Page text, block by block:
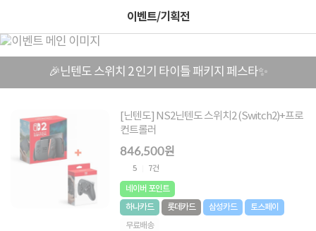
이벤트/기획전
🎉닌텐도 스위치 2 인기 타이틀 패키지 페스타✨
[닌텐도] NS2닌텐도 스위치2 (Switch2)+프로
컨트롤러
846,500원
5 7건
네이버 포인트
하나카드
롯데카드 삼성카드
토스페이
무료배송